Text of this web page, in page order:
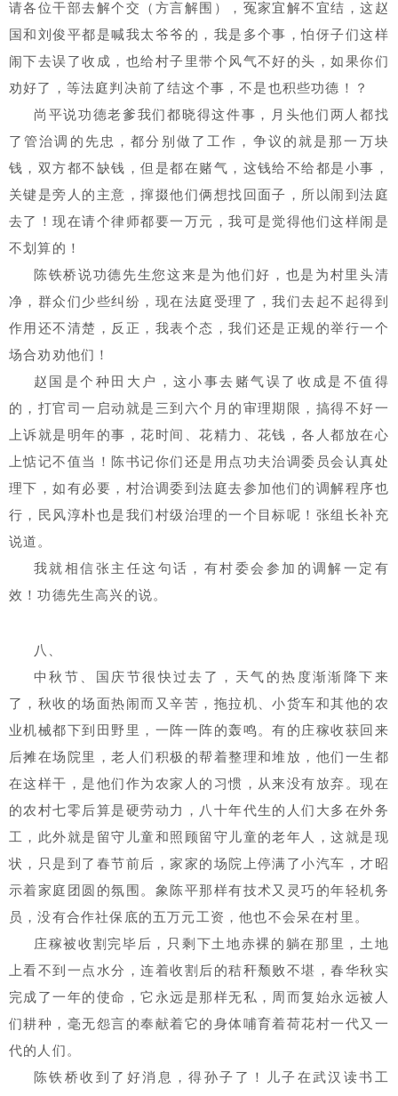
请各位干部去解个交（方言解围），冤家宜解不宜结，这赵
国和刘俊平都是喊我太爷爷的，我是多个事，怕伢子们这样
闹下去误了收成，也给村子里带个风气不好的头，如果你们
劝好了，等法庭判决前了结这个事，不是也积些功德！？
尚平说功德老爹我们都晓得这件事，月头他们两人都找
了管治调的先忠，都分别做了工作，争议的就是那一万块
钱，双方都不缺钱，但是都在赌气，这钱给不给都是小事，
关键是旁人的主意，撺掇他们俩想找回面子，所以闹到法庭
去了！现在请个律师都要一万元，我可是觉得他们这样闹是
不划算的！
陈铁桥说功德先生您这来是为他们好，也是为村里头清
净，群众们少些纠纷，现在法庭受理了，我们去起不起得到
作用还不清楚，反正，我表个态，我们还是正规的举行一个
场合劝劝他们！
赵国是个种田大户，这小事去赌气误了收成是不值得
的，打官司一启动就是三到六个月的审理期限，搞得不好一
上诉就是明年的事，花时间、花精力、花钱，各人都放在心
上惦记不值当！陈书记你们还是用点功夫治调委员会认真处
理下，如有必要，村治调委到法庭去参加他们的调解程序也
行，民风淳朴也是我们村级治理的一个目标呢！张组长补充
说道。
我就相信张主任这句话，有村委会参加的调解一定有
效！功德先生高兴的说。
八、
中秋节、国庆节很快过去了，天气的热度渐渐降下来
了，秋收的场面热闹而又辛苦，拖拉机、小货车和其他的农
业机械都下到田野里，一阵一阵的轰鸣。有的庄稼收获回来
后摊在场院里，老人们积极的帮着整理和堆放，他们一生都
在这样干，是他们作为农家人的习惯，从来没有放弃。现在
的农村七零后算是硬劳动力，八十年代生的人们大多在外务
工，此外就是留守儿童和照顾留守儿童的老年人，这就是现
状，只是到了春节前后，家家的场院上停满了小汽车，才昭
示着家庭团圆的氛围。象陈平那样有技术又灵巧的年轻机务
员，没有合作社保底的五万元工资，他也不会呆在村里。
庄稼被收割完毕后，只剩下土地赤裸的躺在那里，土地
上看不到一点水分，连着收割后的秸秆颓败不堪，春华秋实
完成了一年的使命，它永远是那样无私，周而复始永远被人
们耕种，毫无怨言的奉献着它的身体哺育着荷花村一代又一
代的人们。
陈铁桥收到了好消息，得孙子了！儿子在武汉读书工